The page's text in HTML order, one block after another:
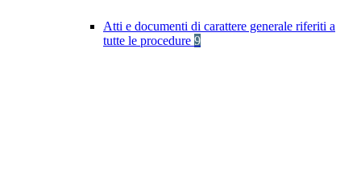
Atti e documenti di carattere generale riferiti a
tutte le procedure 9